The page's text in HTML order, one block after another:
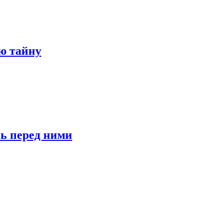
тайну
перед ними